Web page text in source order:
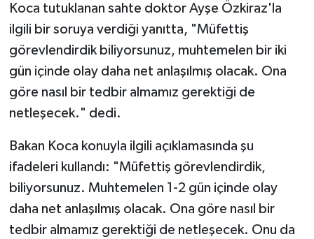
Koca tutuklanan sahte doktor Ayşe Özkiraz'la
ilgili bir soruya verdiği yanıtta, "Müfettiş
görevlendirdik biliyorsunuz, muhtemelen bir iki
gün içinde olay daha net anlaşılmış olacak. Ona
göre nasıl bir tedbir almamız gerektiği de
netleşecek." dedi.
Bakan Koca konuyla ilgili açıklamasında şu
ifadeleri kullandı: "Müfettiş görevlendirdik,
biliyorsunuz. Muhtemelen 1-2 gün içinde olay
daha net anlaşılmış olacak. Ona göre nasıl bir
tedbir almamız gerektiği de netleşecek. Onu da